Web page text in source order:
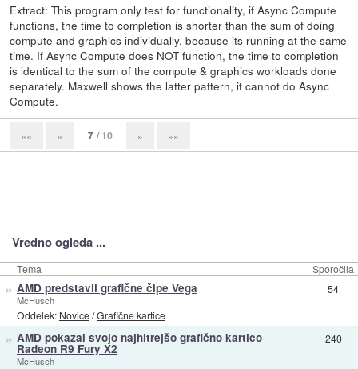
Extract: This program only test for functionality, if Async Compute
functions, the time to completion is shorter than the sum of doing
compute and graphics individually, because its running at the same
time. If Async Compute does NOT function, the time to completion
is identical to the sum of the compute & graphics workloads done
separately. Maxwell shows the latter pattern, it cannot do Async
Compute.
«« « 7 / 10 » »»
Vredno ogleda ...
Tema Sporočila
» AMD predstavil grafične čipe Vega
McHusch
Oddelek: Novice/Grafične kartice
54
» AMD pokazal svojo najhitrejšo grafično kartico
Radeon R9 Fury X2
McHusch
240